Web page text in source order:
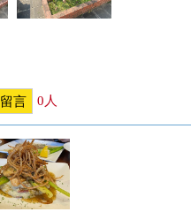
留言 0 人